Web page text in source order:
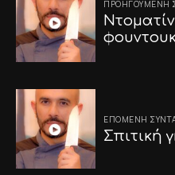
navigation
ΠΡΟΗΓΟΎΜΕΝΗ
ΕΠΌΜΕΝΗ
Σπιτική